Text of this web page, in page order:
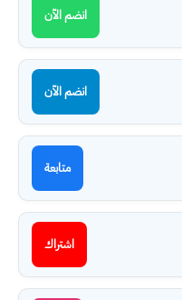
انضم الآن
انضم الآن
متابعة
اشتراك